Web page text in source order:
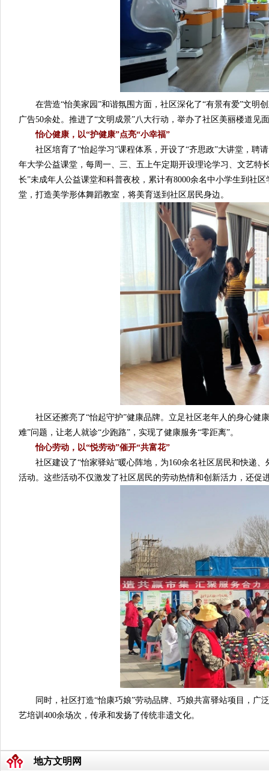
在营造“怡美家园”和谐氛围方面，社区深化了“有景有爱”文明
广告50余处。推进了“文明成景”八大行动，举办了社区美丽楼道
怡心健康，以“护健康”点亮“小幸福”
社区培育了“怡起学习”课程体系，开设了“齐思政”大讲堂，聘
年大学公益课堂，每周一、三、五上午定期开设理论学习、文艺
长”未成年人公益课堂和科普夜校，累计有8000余名中小学生到社
堂，打造美学形体舞蹈教室，将美育送到社区居民身边。
社区还擦亮了“怡起守护”健康品牌。立足社区老年人的身心健
难”问题，让老人就诊“少跑路”，实现了健康服务“零距离”。
怡心劳动，以“悦劳动”催开“共富花”
社区建设了“怡家驿站”暖心阵地，为160余名社区居民和快递、
活动。这些活动不仅激发了社区居民的劳动热情和创新活力，还促
同时，社区打造“怡康巧娘”劳动品牌、巧娘共富驿站项目，
艺培训400余场次，传承和发扬了传统非遗文化。
地方文明网